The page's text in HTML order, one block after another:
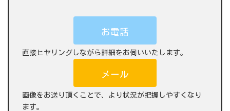
お電話
直接ヒヤリングしながら詳細をお伺いいたします。
メール
画像をお送り頂くことで、より状況が把握しやすくなり
ます。